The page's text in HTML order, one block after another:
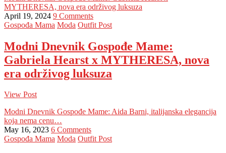
MYTHERESA, nova era održivog luksuza
April 19, 2024 9 Comments
Gospođa Mama Moda Outfit Post
Modni Dnevnik Gospođe Mame:
Gabriela Hearst x MYTHERESA, nova
era održivog luksuza
View Post
Modni Dnevnik Gospođe Mame: Aida Barni, italijanska elegancija
koja nema cenu…
May 16, 2023 6 Comments
Gospođa Mama Moda Outfit Post